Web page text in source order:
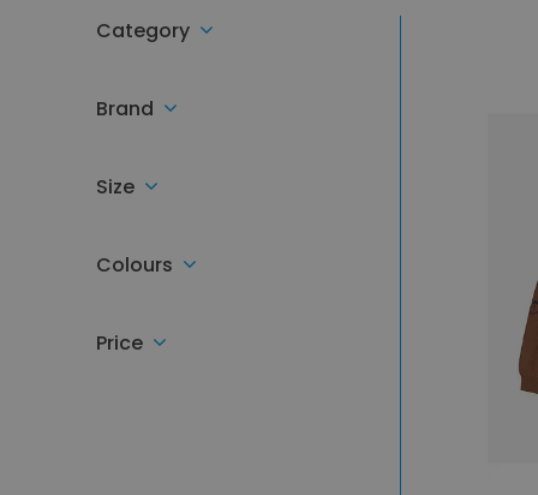
Category
Brand
Size
Colours
Price